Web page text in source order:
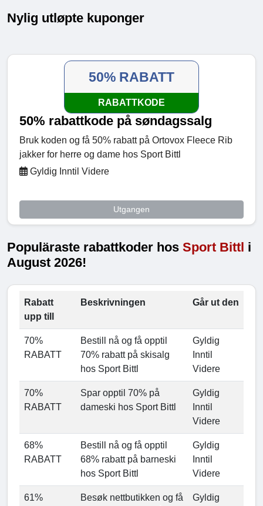
Nylig utløpte kuponger
50% RABATT
RABATTKODE
50% rabattkode på søndagssalg
Bruk koden og få 50% rabatt på Ortovox Fleece Rib
jakker for herre og dame hos Sport Bittl
Gyldig Inntil Videre
Utgangen
Populäraste rabattkoder hos Sport Bittl i
August 2026!
Rabatt
upp till
Beskrivningen Går ut den
70%
RABATT
Bestill nå og få opptil
70% rabatt på skisalg
hos Sport Bittl
Gyldig
Inntil
Videre
70%
RABATT
Spar opptil 70% på
dameski hos Sport Bittl
Gyldig
Inntil
Videre
68%
RABATT
Bestill nå og få opptil
68% rabatt på barneski
hos Sport Bittl
Gyldig
Inntil
Videre
61%
Besøk nettbutikken og få
Gyldig